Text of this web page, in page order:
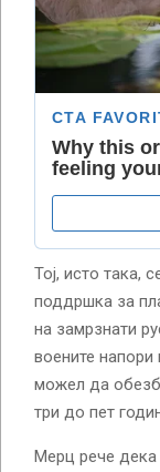
Тој, исто така,
поддршка за
на замрзнати
воените напори
можел да
три до пет
Мерц рече